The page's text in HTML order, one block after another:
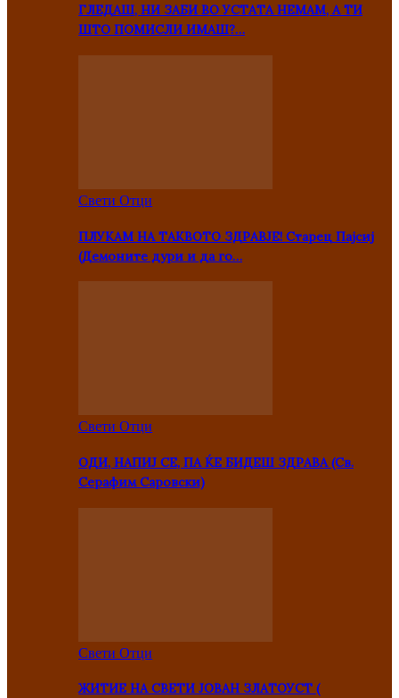
ГЛЕДАШ, НИ ЗАБИ ВО УСТАТА НЕМАМ, А ТИ
ШТО ПОМИСЛИ ИМАШ?…
Свети Отци
ПЛУКАМ НА ТАКВОТО ЗДРАВЈЕ! Старец Пајсиј
(Демоните дури и да го…
Свети Отци
ОДИ, НАПИЈ СЕ, ПА ЌЕ БИДЕШ ЗДРАВА (Св.
Серафим Саровски)
Свети Отци
ЖИТИЕ НА СВЕТИ ЈОВАН ЗЛАТОУСТ (